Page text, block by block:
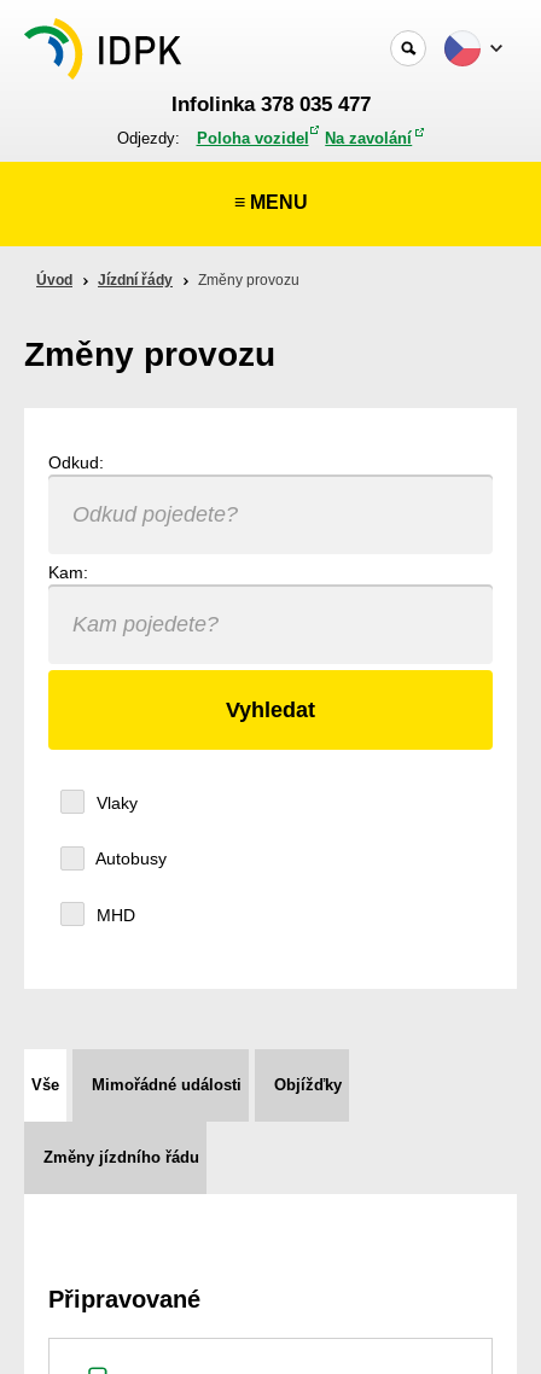
Infolinka 378 035 477
Odjezdy: Poloha vozidel Na zavolání
≡ MENU
Úvod Jízdní řády Změny provozu
Změny provozu
Odkud:
Kam:
Vlaky
Autobusy
MHD
Vše Mimořádné události Objížďky
Změny jízdního řádu
Připravované